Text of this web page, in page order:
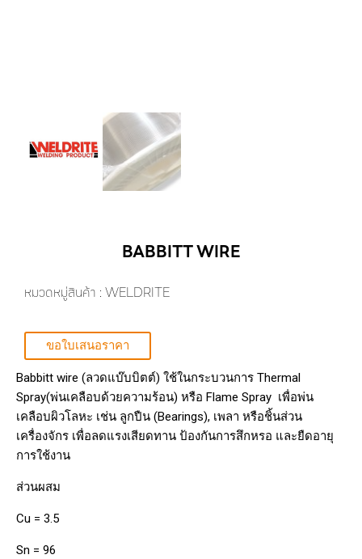
BABBITT WIRE
หมวดหมู่สินค้า : WELDRITE
ขอใบเสนอราคา
Babbitt wire (ลวดแบ๊บบิตต์) ใช้ในกระบวนการ Thermal
Spray(พ่นเคลือบด้วยความร้อน) หรือ Flame Spray เพื่อพ่น
เคลือบผิวโลหะ เช่น ลูกปืน (Bearings), เพลา หรือชิ้นส่วน
เครื่องจักร เพื่อลดแรงเสียดทาน ป้องกันการสึกหรอ และยืดอายุ
การใช้งาน
ส่วนผสม
Cu = 3.5
Sn = 96